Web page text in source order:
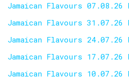
Jamaican Flavours
Jamaican Flavours
Jamaican Flavours
Jamaican Flavours
Jamaican Flavours